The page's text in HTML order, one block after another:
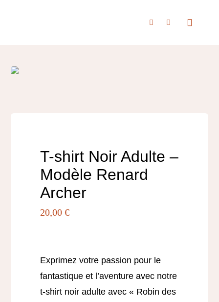
Toggle
Nous rencontrer
T-shirt Noir Adulte –
Modèle Renard
Archer
20,00€
Exprimez votre passion pour le
fantastique et l’aventure avec notre
t-shirt noir adulte avec « Robin des